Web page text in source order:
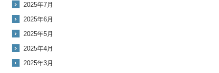
2025年7月
2025年6月
2025年5月
2025年4月
2025年3月